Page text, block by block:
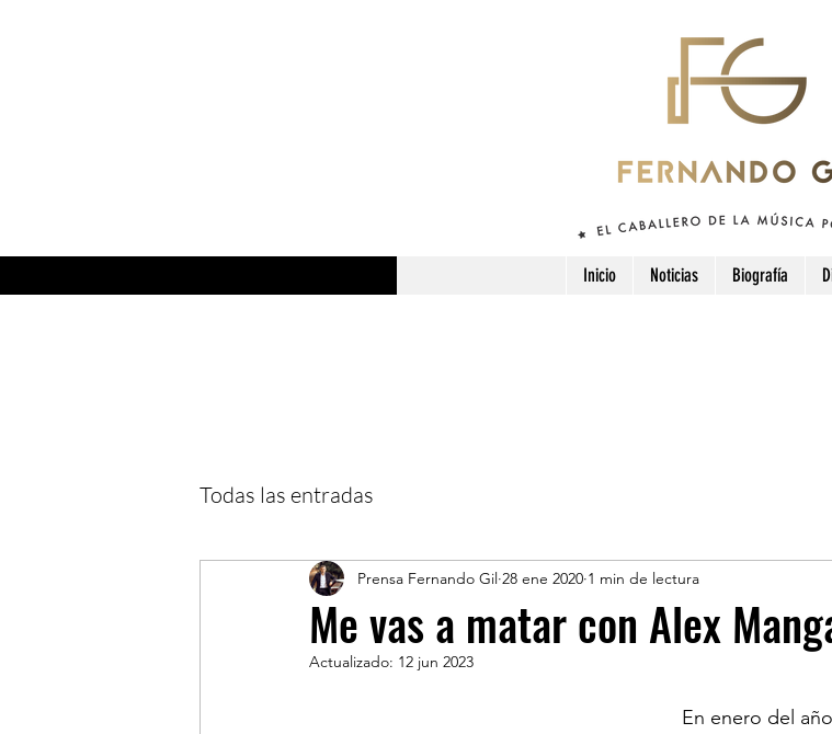
Inicio Noticias Biografía
Todas las entradas
Me vas a matar con Alex
Prensa Fernando Gil 28 ene 2020 1 min de lectura
Actualizado: 12 jun 2023
En enero del